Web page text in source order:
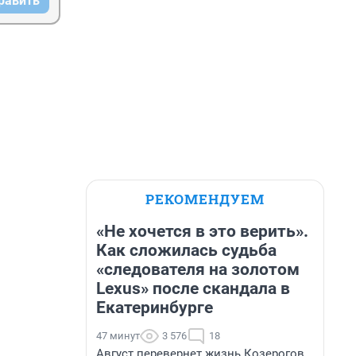
РЕКОМЕНДУЕМ
«Не хочется в это верить».
Как сложилась судьба
«следователя на золотом
Lexus» после скандала в
Екатеринбурге
47 минут 3 576 18